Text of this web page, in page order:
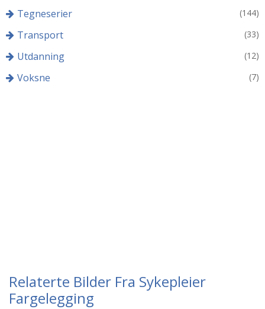
Tegneserier (144)
Transport (33)
Utdanning (12)
Voksne (7)
Relaterte Bilder Fra Sykepleier
Fargelegging